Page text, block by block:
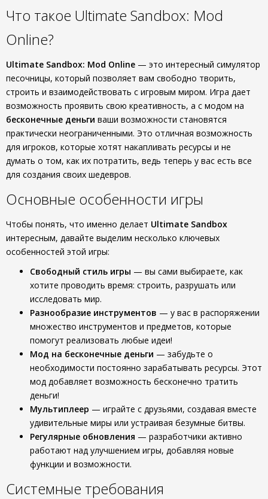
Что такое Ultimate Sandbox: Mod
Online?
Ultimate Sandbox: Mod Online — это интересный симулятор
песочницы, который позволяет вам свободно творить,
строить и взаимодействовать с игровым миром. Игра дает
возможность проявить свою креативность, а с модом на
бесконечные деньги ваши возможности становятся
практически неограниченными. Это отличная возможность
для игроков, которые хотят накапливать ресурсы и не
думать о том, как их потратить, ведь теперь у вас есть все
для создания своих шедевров.
Основные особенности игры
Чтобы понять, что именно делает Ultimate Sandbox
интересным, давайте выделим несколько ключевых
особенностей этой игры:
Свободный стиль игры — вы сами выбираете, как
хотите проводить время: строить, разрушать или
исследовать мир.
Разнообразие инструментов — у вас в распоряжении
множество инструментов и предметов, которые
помогут реализовать любые идеи!
Мод на бесконечные деньги — забудьте о
необходимости постоянно зарабатывать ресурсы. Этот
мод добавляет возможность бесконечно тратить
деньги!
Мультиплеер — играйте с друзьями, создавая вместе
удивительные миры или устраивая безумные битвы.
Регулярные обновления — разработчики активно
работают над улучшением игры, добавляя новые
функции и возможности.
Системные требования